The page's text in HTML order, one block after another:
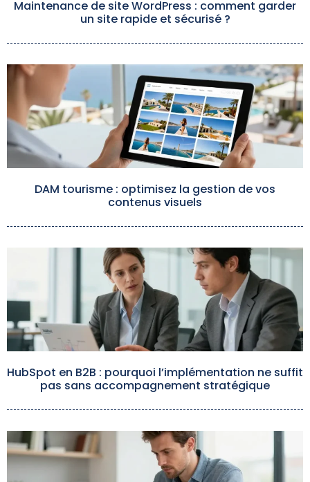
Maintenance de site WordPress : comment garder
un site rapide et sécurisé ?
DAM tourisme : optimisez la gestion de vos
contenus visuels
HubSpot en B2B : pourquoi l’implémentation ne suffit
pas sans accompagnement stratégique